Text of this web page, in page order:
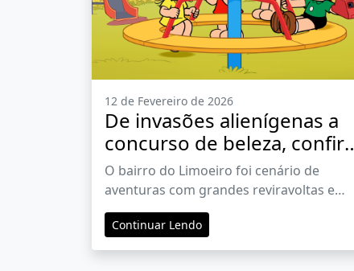
12 de Fevereiro de 2026
De invasões alienígenas a
concurso de beleza, confira
os melhores momentos da
quarta temporada de Turma
da Mônica
O bairro do Limoeiro foi cenário de
aventuras com grandes reviravoltas e
muita diversão
Continuar Lendo